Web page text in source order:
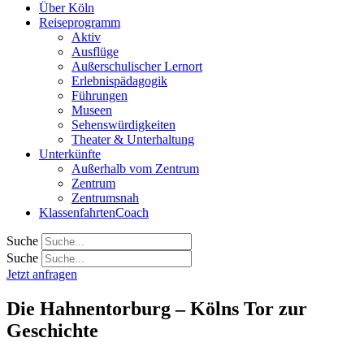
Über Köln
Reiseprogramm
Aktiv
Ausflüge
Außerschulischer Lernort
Erlebnispädagogik
Führungen
Museen
Sehenswürdigkeiten
Theater & Unterhaltung
Unterkünfte
Außerhalb vom Zentrum
Zentrum
Zentrumsnah
KlassenfahrtenCoach
Suche
Suche
Jetzt anfragen
Die Hahnentorburg – Kölns Tor zur
Geschichte